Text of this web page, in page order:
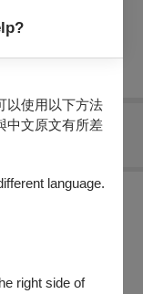
以使用以下方法
中文原文有所差
language.
right side of